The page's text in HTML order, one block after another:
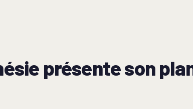
présente son